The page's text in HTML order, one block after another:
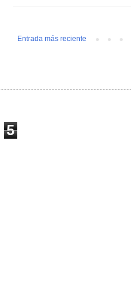
Entrada más reciente
5